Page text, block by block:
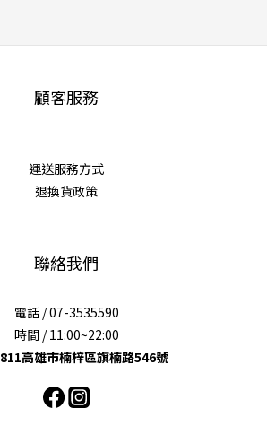
顧客服務
運送服務方式
退換貨政策
聯絡我們
電話 / 07-3535590
時間 / 11:00~22:00
811高雄市楠梓區旗楠路546號